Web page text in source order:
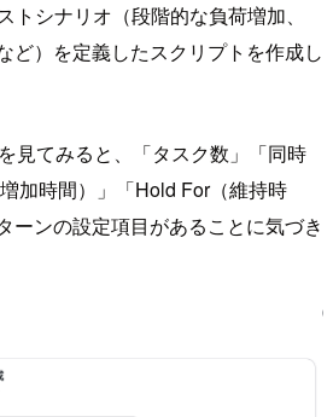
トシナリオ（段階的な負荷増加、
ど）を定義したスクリプトを作成し
見てみると、「タスク数」「同時
加時間）」「Hold For（維持時
ーンの設定項目があることに気づき